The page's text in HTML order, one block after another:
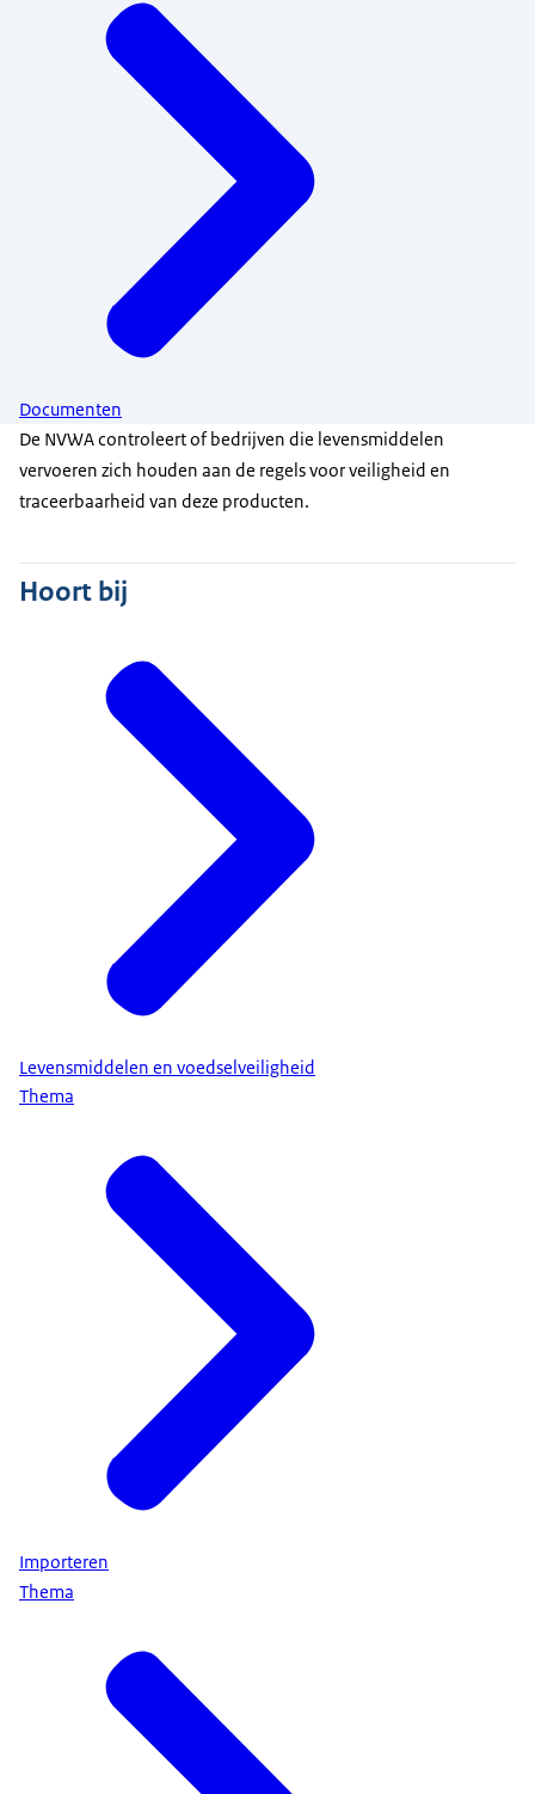
Documenten
De NVWA controleert of bedrijven die levensmiddelen
vervoeren zich houden aan de regels voor veiligheid en
traceerbaarheid van deze producten.
Hoort bij
Levensmiddelen en voedselveiligheid
Thema
Importeren
Thema